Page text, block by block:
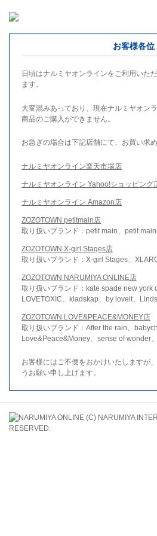
お客様各位
日頃はナルミヤオンラインをご利用いた
ます。
大変混みあっており、現在ナルミヤオン
商品のご購入ができません。
お急ぎの場合は下記店舗にて、お買い求め
ナルミヤオンライン楽天市場店
ナルミヤオンライン Yahoo!ショッピング
ナルミヤオンライン Amazon店
ZOZOTOWN petitmain店
取り扱いブランド：petit main、petit
ZOZOTOWN X-girl Stages店
取り扱いブランド：X-girl Stages、
ZOZOTOWN NARUMIYA ONLINE店
取り扱いブランド：kate spade new york
LOVETOXIC、kladskap、by loveit、
ZOZOTOWN LOVE&PEACE&MONEY店
取り扱いブランド：After the rain、
Love&Peace&Money、sense of wonder
お客様にはご不便をおかけいたしますが
うお願い申し上げます。